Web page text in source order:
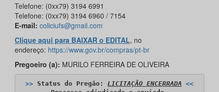
Telefone: (0xx79) 3194 6991
Telefone: (0xx79) 3194 6960 / 7154
E-mail: coliciufs@gmail.com
Clique aqui para BAIXAR o EDITAL, no
endereço: https://www.gov.br/compras/pt-br
Pregoeiro (a): MURILO FERREIRA DE OLIVEIRA
>> Status do Pregão: LICITAÇÃO ENCERRADA <<